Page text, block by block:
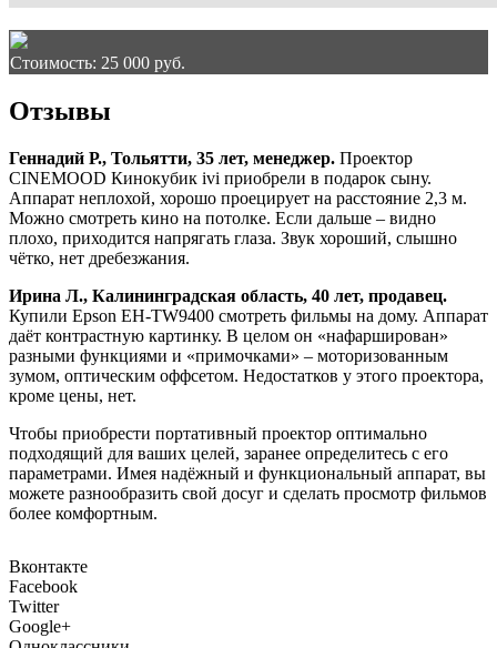
Стоимость: 25 000 руб.
Отзывы
Геннадий Р., Тольятти, 35 лет, менеджер. Проектор
CINEMOOD Кинокубик ivi приобрели в подарок сыну.
Аппарат неплохой, хорошо проецирует на расстояние 2,3 м.
Можно смотреть кино на потолке. Если дальше – видно
плохо, приходится напрягать глаза. Звук хороший, слышно
чётко, нет дребезжания.
Ирина Л., Калининградская область, 40 лет, продавец.
Купили Epson EH-TW9400 смотреть фильмы на дому. Аппарат
даёт контрастную картинку. В целом он «нафарширован»
разными функциями и «примочками» – моторизованным
зумом, оптическим оффсетом. Недостатков у этого проектора,
кроме цены, нет.
Чтобы приобрести портативный проектор оптимально
подходящий для ваших целей, заранее определитесь с его
параметрами. Имея надёжный и функциональный аппарат, вы
можете разнообразить свой досуг и сделать просмотр фильмов
более комфортным.
Вконтакте
Facebook
Twitter
Google+